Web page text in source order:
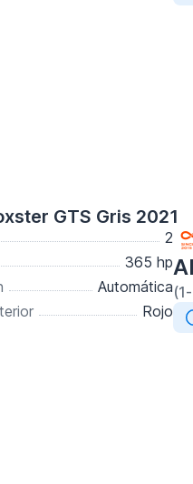
GTS Gris 2021
2
365 hp
Automática
Rojo